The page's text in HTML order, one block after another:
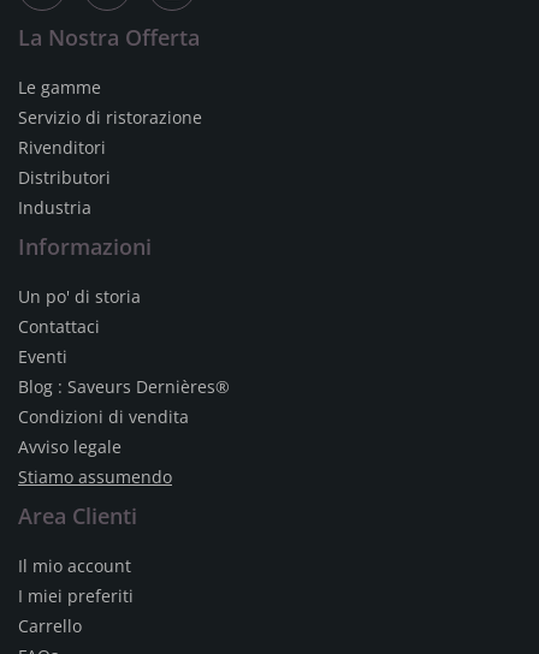
La Nostra Offerta
Le gamme
Servizio di ristorazione
Rivenditori
Distributori
Industria
Informazioni
Un po' di storia
Contattaci
Eventi
Blog : Saveurs Dernières®
Condizioni di vendita
Avviso legale
Stiamo assumendo
Area Clienti
Il mio account
I miei preferiti
Carrello